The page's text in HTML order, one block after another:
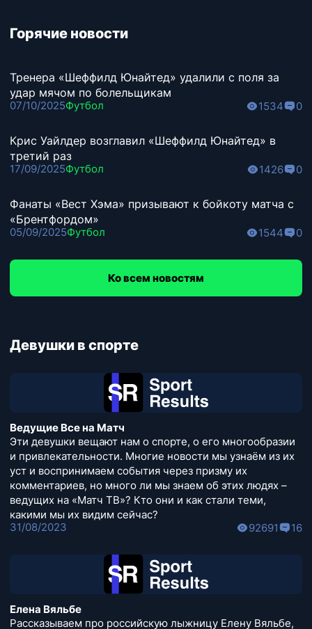
Горячие новости
Тренера «Шеффилд Юнайтед» удалили с поля за
удар мячом по болельщикам
07/10/2025Футбол 1534 0
Крис Уайлдер возглавил «Шеффилд Юнайтед» в
третий раз
17/09/2025Футбол 1426 0
Фанаты «Вест Хэма» призывают к бойкоту матча с
«Брентфордом»
05/09/2025Футбол 1544 0
Ко всем новостям
Девушки в спорте
Ведущие Все на Матч
Эти девушки вещают нам о спорте, о его многообразии
и привлекательности. Многие новости мы узнаём из их
уст и воспринимаем события через призму их
комментариев, но много ли мы знаем об этих людях –
ведущих на «Матч ТВ»? Кто они и как стали теми,
какими мы их видим сейчас?
31/08/2023
92691 16
Елена Вяльбе
Рассказываем про российскую лыжницу Елену Вяльбе,